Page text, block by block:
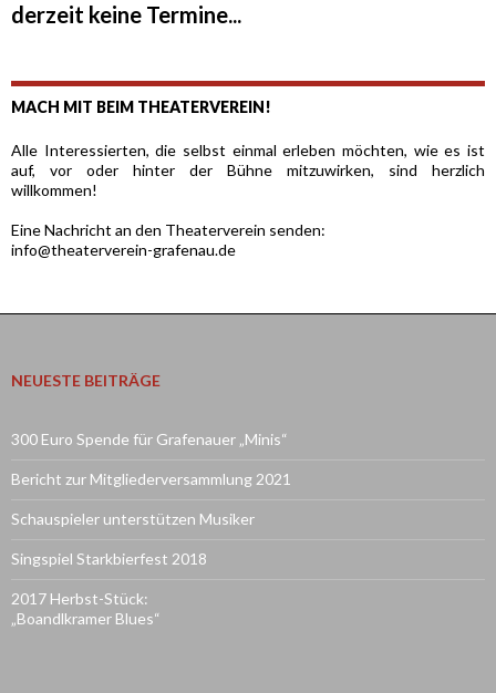
derzeit keine Termine...
MACH MIT BEIM THEATERVEREIN!
Alle Interessierten, die selbst einmal erleben möchten, wie es ist
auf, vor oder hinter der Bühne mitzuwirken, sind herzlich
willkommen!
Eine Nachricht an den Theaterverein senden:
info@theaterverein-grafenau.de
NEUESTE BEITRÄGE
300 Euro Spende für Grafenauer „Minis“
Bericht zur Mitgliederversammlung 2021
Schauspieler unterstützen Musiker
Singspiel Starkbierfest 2018
2017 Herbst-Stück:
„Boandlkramer Blues“